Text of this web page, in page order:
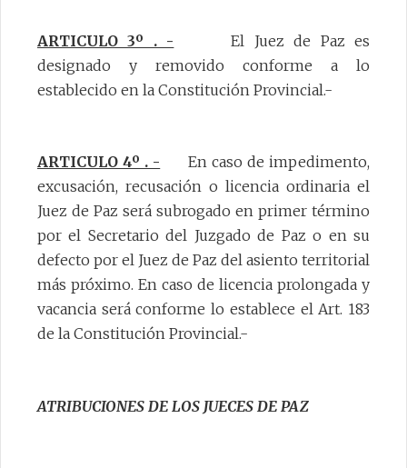
ARTICULO 3º . - El Juez de Paz es
designado y removido conforme a lo
establecido en la Constitución Provincial.-
ARTICULO 4º . - En caso de impedimento,
excusación, recusación o licencia ordinaria el
Juez de Paz será subrogado en primer término
por el Secretario del Juzgado de Paz o en su
defecto por el Juez de Paz del asiento territorial
más próximo. En caso de licencia prolongada y
vacancia será conforme lo establece el Art. 183
de la Constitución Provincial.-
ATRIBUCIONES DE LOS JUECES DE PAZ